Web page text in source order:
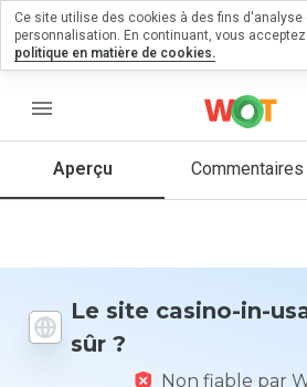
menu
Aperçu Commentaires
Le site casino-in-
sûr ?
Non fiable par
un
1 et 5
vous à ce
site ?
Ce site utilise des cookies à des fins d'analyse
personnalisation. En continuant, vous
politique en matière de cookies.